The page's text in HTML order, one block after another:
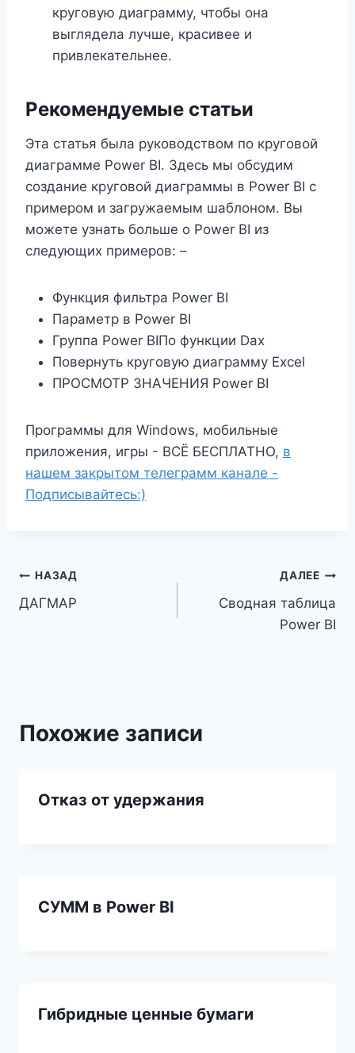
круговую диаграмму, чтобы она
выглядела лучше, красивее и
привлекательнее.
Рекомендуемые статьи
Эта статья была руководством по круговой
диаграмме Power BI. Здесь мы обсудим
создание круговой диаграммы в Power BI с
примером и загружаемым шаблоном. Вы
можете узнать больше о Power BI из
следующих примеров: –
Функция фильтра Power BI
Параметр в Power BI
Группа Power BIПо функции Dax
Повернуть круговую диаграмму Excel
ПРОСМОТР ЗНАЧЕНИЯ Power BI
Программы для Windows, мобильные
приложения, игры - ВСЁ БЕСПЛАТНО, в
нашем закрытом телеграмм канале -
Подписывайтесь:)
Навигация
по
НАЗАД
ДАГМАР
ДАЛЕЕ
Сводная таблица
Power BI
Похожие записи
Отказ от удержания
СУММ в Power BI
Гибридные ценные бумаги